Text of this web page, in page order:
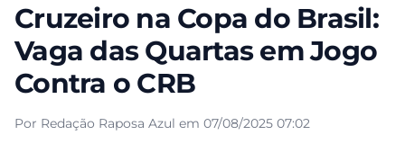
Cruzeiro na Copa do Brasil:
Vaga das Quartas em Jogo
Contra o CRB
Por Redação Raposa Azul em 07/08/2025 07:02